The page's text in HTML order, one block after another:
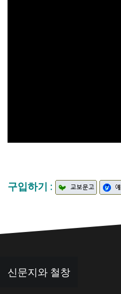
구입하기 :
글
탐신문지와 철창